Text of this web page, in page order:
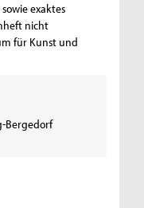
exaktes
nicht
für Kunst und
Bergedorf